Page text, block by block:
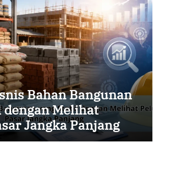
Bahan Bangunan
dengan Melihat
Jangka Panjang